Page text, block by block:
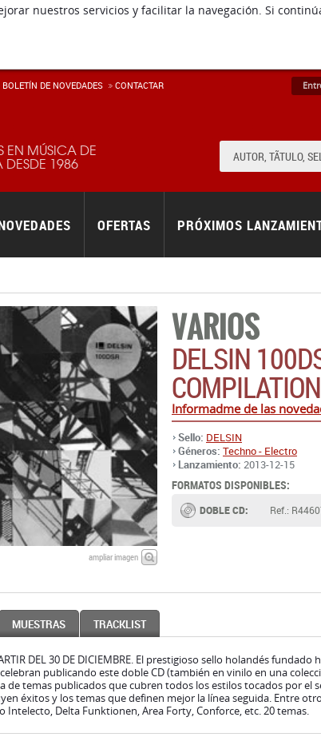
nuestros servicios y facilitar la navegación. Si
EN MÚSICA DE
1986
OFERTAS PRÓXIMOS
BOLETÍN DE NOVEDADES CONTACTAR
VARIOS
DELSIN
COMPILATION
Informadme de las
ampliar imagen
Sello: DELSIN
Géneros: Techno - Electro
Lanzamiento: 2013-12-15
FORMATOS DISPONIBLES:
DOBLE CD: Ref.:
MUESTRAS TRACKLIST
DEL 30 DE DICIEMBRE. El prestigioso sello holandés fundado
publicando este doble CD (también en vinilo en una
de temas publicados que cubren todos los estilos tocados por el
éxitos y los temas que definen mejor la línea seguida. Entre
Intelecto, Delta Funktionen, Area Forty, Conforce, etc. 20 temas.